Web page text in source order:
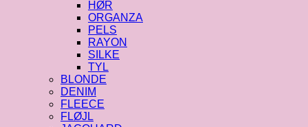
HØR
ORGANZA
PELS
RAYON
SILKE
TYL
BLONDE
DENIM
FLEECE
FLØJL